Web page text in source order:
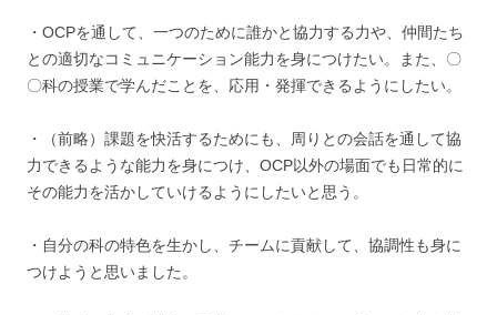
・OCPを通して、一つのために誰かと協力する力や、仲間たち
との適切なコミュニケーション能力を身につけたい。また、〇
〇科の授業で学んだことを、応用・発揮できるようにしたい。
・（前略）課題を快活するためにも、周りとの会話を通して協
力できるような能力を身につけ、OCP以外の場面でも日常的に
その能力を活かしていけるようにしたいと思う。
・自分の科の特色を生かし、チームに貢献して、協調性も身に
つけようと思いました。